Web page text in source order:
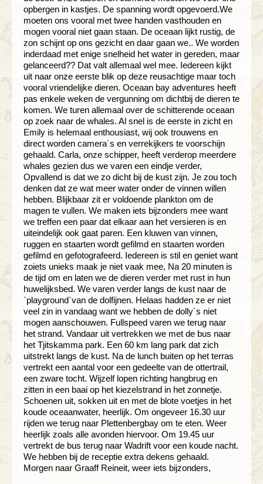
opbergen in kastjes. De spanning wordt opgevoerd.We
moeten ons vooral met twee handen vasthouden en
mogen vooral niet gaan staan. De oceaan lijkt rustig, de
zon schijnt op ons gezicht en daar gaan we.. We worden
inderdaad met enige snelheid het water in gereden, maar
gelanceerd?? Dat valt allemaal wel mee. Iedereen kijkt
uit naar onze eerste blik op deze reusachtige maar toch
vooral vriendelijke dieren. Oceaan bay adventures heeft
pas enkele weken de vergunning om dichtbij de dieren te
komen. We turen allemaal over de schitterende oceaan
op zoek naar de whales. Al snel is de eerste in zicht en
Emily is helemaal enthousiast, wij ook trouwens en
direct worden camera´s en verrekijkers te voorschijn
gehaald. Carla, onze schipper, heeft verderop meerdere
whales gezien dus we varen een eindje verder,
Opvallend is dat we zo dicht bij de kust zijn. Je zou toch
denken dat ze wat meer water onder de vinnen willen
hebben. Blijkbaar zit er voldoende plankton om de
magen te vullen. We maken iets bijzonders mee want
we treffen een paar dat elkaar aan het versieren is en
uiteindelijk ook gaat paren. Een kluwen van vinnen,
ruggen en staarten wordt gefilmd en staarten worden
gefilmd en gefotografeerd. Iedereen is stil en geniet want
zoiets unieks maak je niet vaak mee, Na 20 minuten is
de tijd om en laten we de dieren verder met rust in hun
huwelijksbed. We varen verder langs de kust naar de
`playground`van de dolfijnen. Helaas hadden ze er niet
veel zin in vandaag want we hebben de dolly´s niet
mogen aanschouwen. Fullspeed varen we terug naar
het strand. Vandaar uit vertrekken we met de bus naar
het Tjitskamma park. Een 60 km lang park dat zich
uitstrekt langs de kust. Na de lunch buiten op het terras
vertrekt een aantal voor een gedeelte van de ottertrail,
een zware tocht. Wijzelf lopen richting hangbrug en
zitten in een baai op het kiezelstrand in het zonnetje.
Schoenen uit, sokken uit en met de blote voetjes in het
koude oceaanwater, heerlijk. Om ongeveer 16.30 uur
rijden we terug naar Plettenbergbay om te eten. Weer
heerlijk zoals alle avonden hiervoor. Om 19.45 uur
vertrekt de bus terug naar Wadrift voor een koude nacht.
We hebben bij de receptie extra dekens gehaald.
Morgen naar Graaff Reineit, weer iets bijzonders,